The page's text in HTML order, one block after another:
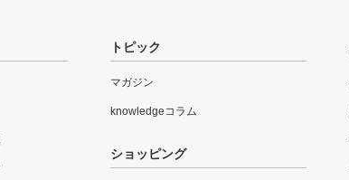
トピック
マガジン
knowledgeコラム
ショッピング